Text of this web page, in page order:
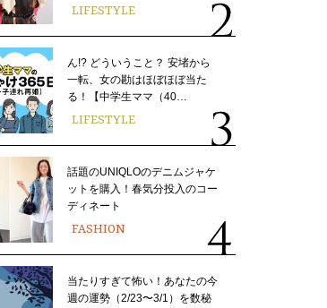
LIFESTYLE
ん!? どういうこと？ 安堵から
一転、女の勘はほぼほぼ当た
る！【中学生ママ（40…
LIFESTYLE
話題のUNIQLOのデニムジャケ
ットを購入！春気分投入のコー
ディネート
FASHION
当たりすぎて怖い！あなたの今
週の運勢（2/23〜3/1）を数秘